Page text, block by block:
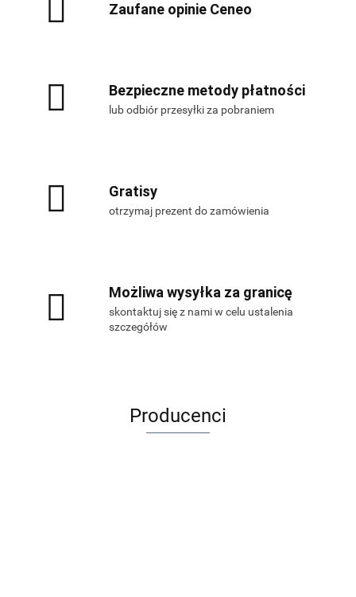
Zaufane opinie Ceneo
Bezpieczne metody płatności
lub odbiór przesyłki za pobraniem
Gratisy
otrzymaj prezent do zamówienia
Możliwa wysyłka za granicę
skontaktuj się z nami w celu ustalenia
szczegółów
Producenci